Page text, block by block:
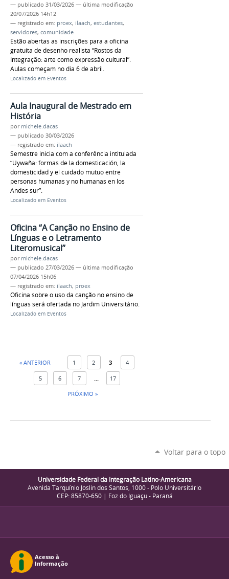
— publicado 31/03/2026 — última modificação
20/07/2026 14h12
— registrado em: proex, ilaach, estudantes,
servidores, comunidade
Estão abertas as inscrições para a oficina
gratuita de desenho realista “Rostos da
Integração: arte como expressão cultural”.
Aulas começam no dia 6 de abril.
Localizado em Eventos
Aula Inaugural de Mestrado em
História
por michele.dacas
— publicado 30/03/2026
— registrado em: ilaach
Semestre inicia com a conferência intitulada
“Uywaña: formas de la domesticación, la
domesticidad y el cuidado mutuo entre
personas humanas y no humanas en los
Andes sur”.
Localizado em Eventos
Oficina “A Canção no Ensino de
Línguas e o Letramento
Literomusical”
por michele.dacas
— publicado 27/03/2026 — última modificação
07/04/2026 15h06
— registrado em: ilaach, proex
Oficina sobre o uso da canção no ensino de
línguas será ofertada no Jardim Universitário.
Localizado em Eventos
« ANTERIOR 1 2 3 4
5 6 7
17
PRÓXIMO »
Voltar para o topo
Universidade Federal da Integração Latino-Americana
Avenida Tarquínio Joslin dos Santos, 1000 - Polo Universitário
CEP: 85870-650 | Foz do Iguaçu - Paraná